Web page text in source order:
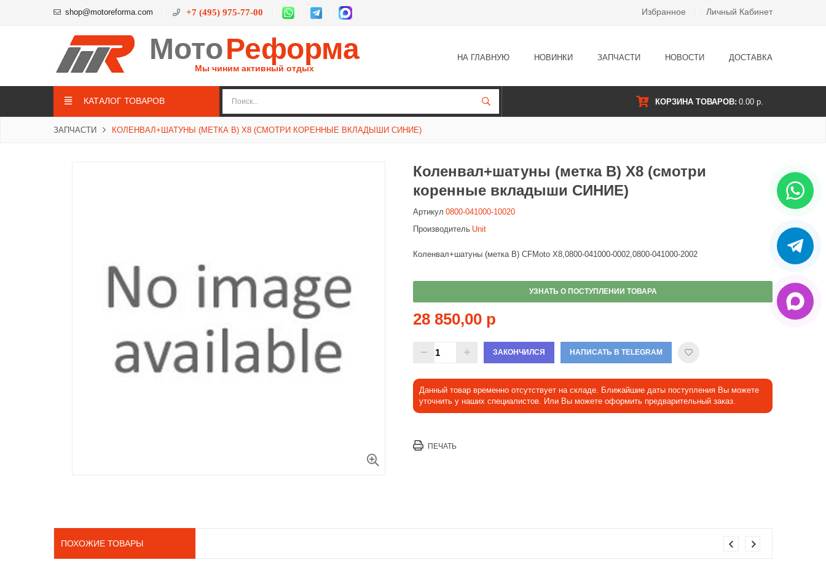
shop@motoreforma.com +7 (495) 975-77-00 Избранное Личный Кабинет
МотоРеформа
Мы чиним активный отдых
НА ГЛАВНУЮ НОВИНКИ ЗАПЧАСТИ НОВОСТИ ДОСТАВКА
КАТАЛОГ ТОВАРОВ КОРЗИНА ТОВАРОВ: 0.00 р.
ЗАПЧАСТИ КОЛЕНВАЛ+ШАТУНЫ (МЕТКА B) X8 (СМОТРИ КОРЕННЫЕ ВКЛАДЫШИ СИНИЕ)
Коленвал+шатуны (метка B) X8 (смотри
коренные вкладыши СИНИЕ)
Артикул 0800-041000-10020
Производитель Unit
Коленвал+шатуны (метка B) CFMoto X8,0800-041000-0002,0800-041000-2002
УЗНАТЬ О ПОСТУПЛЕНИИ ТОВАРА
28 850,00 р
ЗАКОНЧИЛСЯ НАПИСАТЬ В TELEGRAM
Данный товар временно отсутствует на складе. Ближайшие даты поступления Вы можете
уточнить у наших специалистов. Или Вы можете оформить предварительный заказ.
ПЕЧАТЬ
ПОХОЖИЕ ТОВАРЫ